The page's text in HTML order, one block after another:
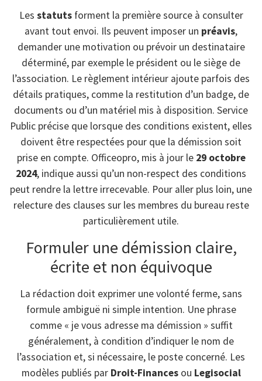
Les statutsforment la première source à consulter
avant tout envoi. Ils peuvent imposer un préavis,
demander une motivation ou prévoir un destinataire
déterminé, par exemple le président ou le siège de
l’association. Le règlement intérieur ajoute parfois des
détails pratiques, comme la restitution d’un badge, de
documents ou d’un matériel mis à disposition. Service
Public précise que lorsque des conditions existent, elles
doivent être respectées pour que la démission soit
prise en compte. Officeopro, mis à jour le 29 octobre
2024, indique aussi qu’un non-respect des conditions
peut rendre la lettre irrecevable. Pour aller plus loin, une
relecture des clauses sur les membres du bureau reste
particulièrement utile.
Formuler une démission claire,
écrite et non équivoque
La rédaction doit exprimer une volonté ferme, sans
formule ambiguë ni simple intention. Une phrase
comme « je vous adresse ma démission » suffit
généralement, à condition d’indiquer le nom de
l’association et, si nécessaire, le poste concerné. Les
modèles publiés par Droit-Financesou Legisocial